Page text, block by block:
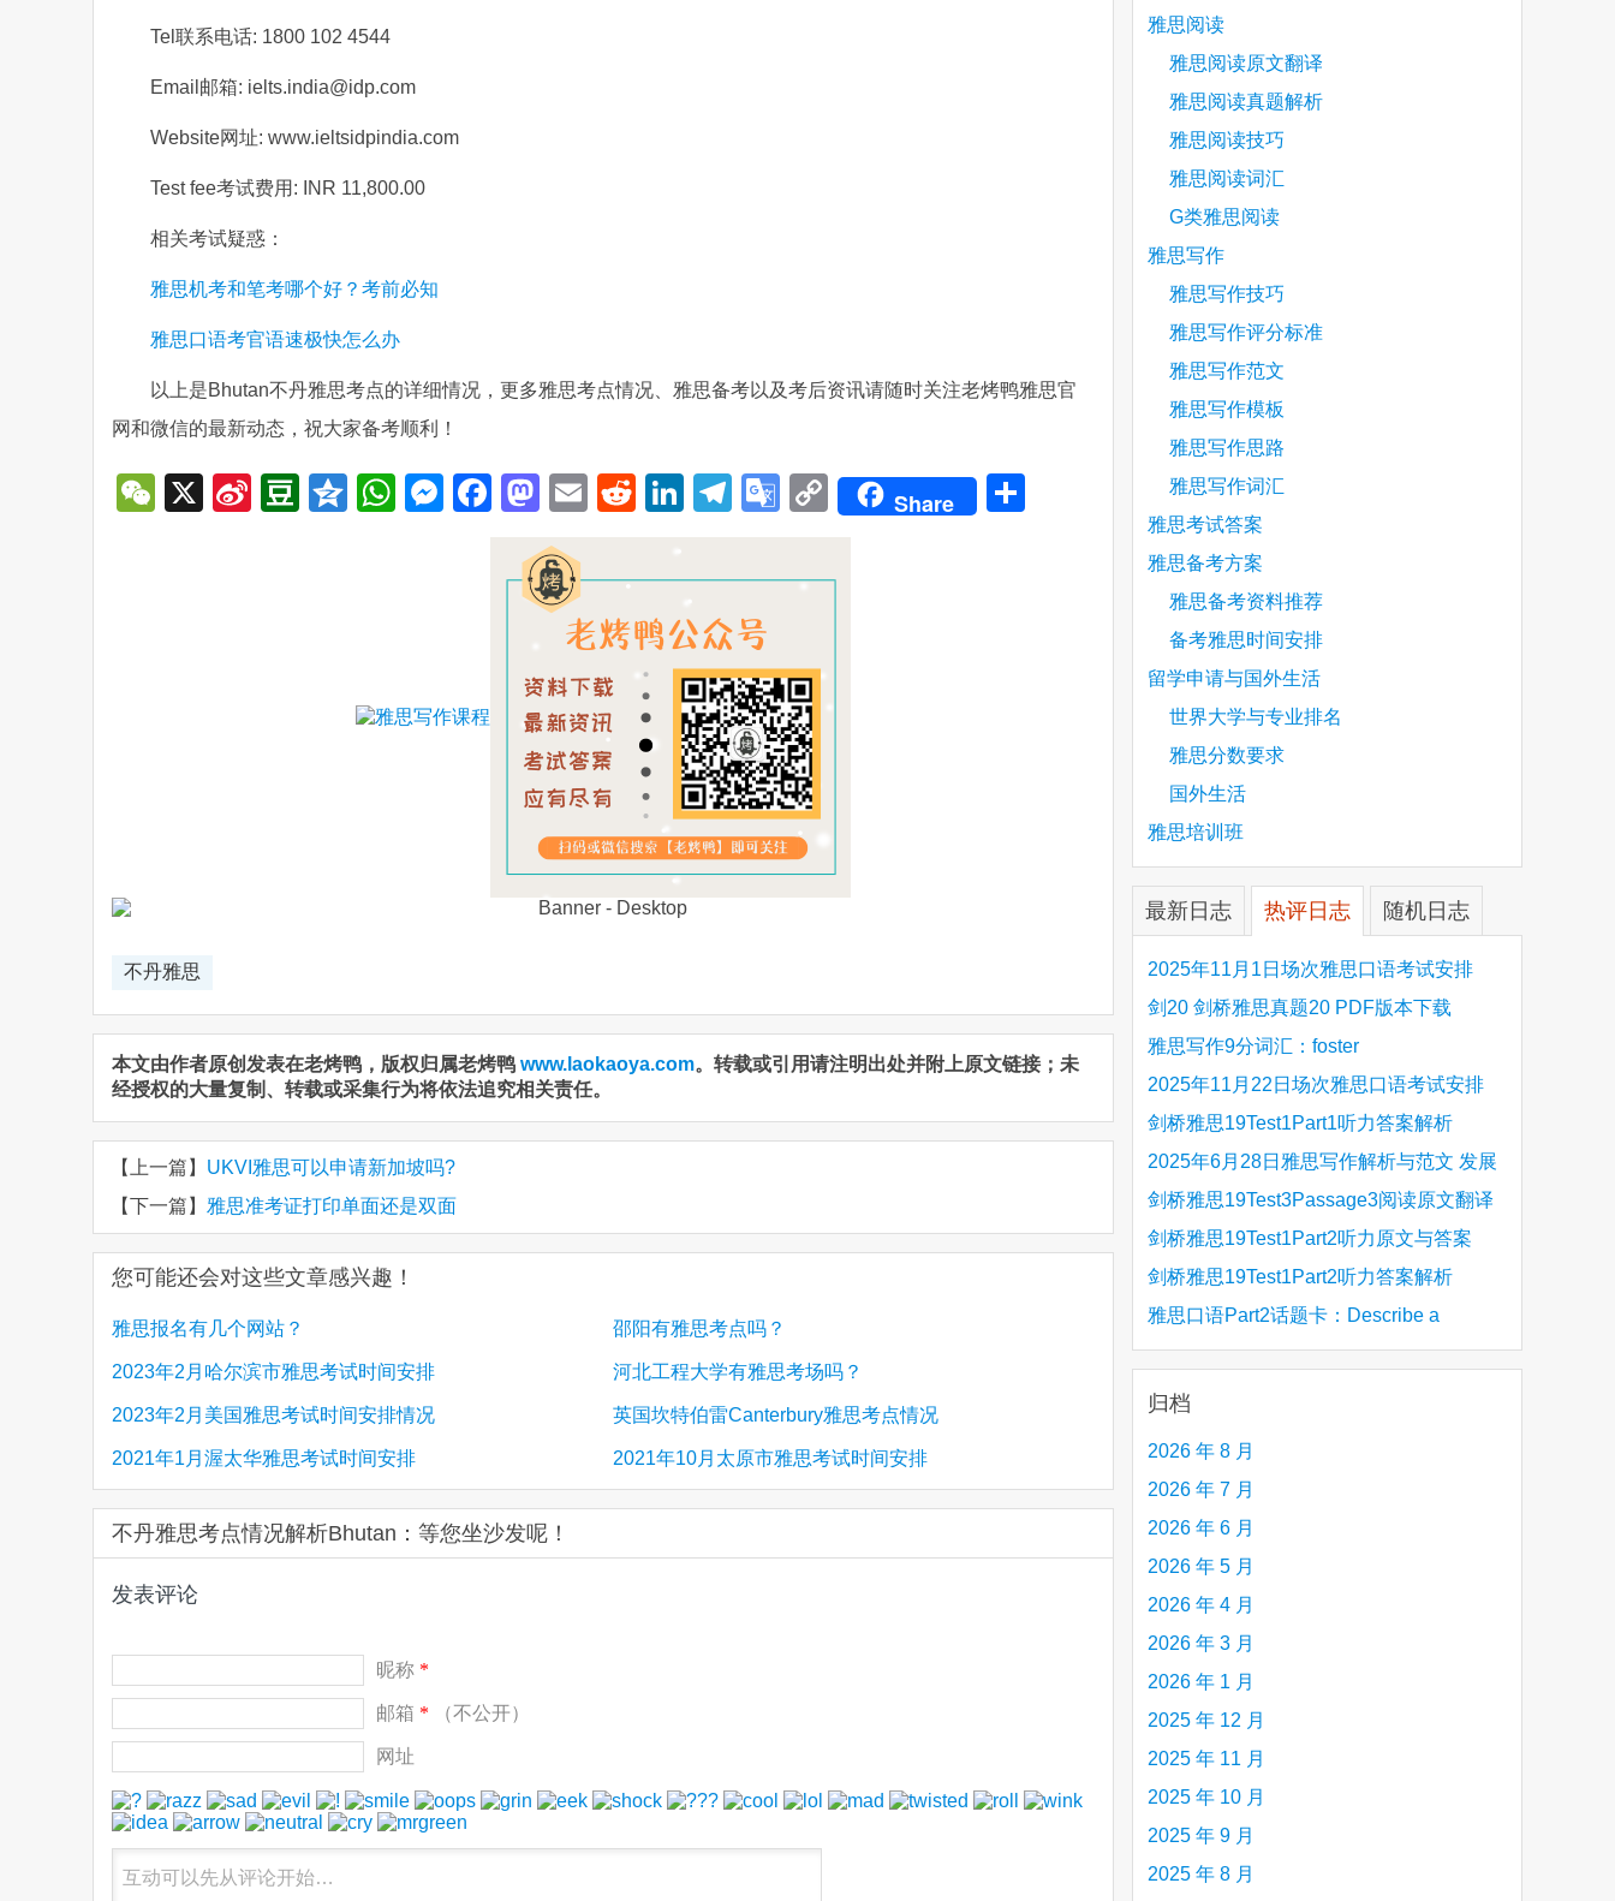
Tel联系电话: 1800 102 4544
Email邮箱: ielts.india@idp.com
Website网址: www.ieltsidpindia.com
Test fee考试费用: INR 11,800.00
相关考试疑惑：
雅思机考和笔考哪个好？考前必知
雅思口语考官语速极快怎么办
以上是Bhutan不丹雅思考点的详细情况，更多雅思考点情况、雅思备考以及考后资讯请随时关注老烤鸭雅思官
网和微信的最新动态，祝大家备考顺利！
WeChat
X
SinaDouban
QzoneWhatsApp
Messenger
Facebook
Mastodon
EmailRedditLinkedIn
Telegram
Google
CopyShare
不丹雅思
本文由作者原创发表在老烤鸭，版权归属老烤鸭 www.laokaoya.com。转载或引用请注明出处并附上原文链接；未
经授权的大量复制、转载或采集行为将依法追究相关责任。
【上一篇】 UKVI雅思可以申请新加坡吗?
【下一篇】 雅思准考证打印单面还是双面
您可能还会对这些文章感兴趣！
雅思报名有几个网站？ 邵阳有雅思考点吗？
2023年2月哈尔滨市雅思考试时间安排 河北工程大学有雅思考场吗？
2023年2月美国雅思考试时间安排情况 英国坎特伯雷Canterbury雅思考点情况
2021年1月渥太华雅思考试时间安排 2021年10月太原市雅思考试时间安排
不丹雅思考点情况解析Bhutan：等您坐沙发呢！
发表评论
昵称 *
邮箱 * （不公开）
网址
雅思阅读
雅思阅读原文翻译
雅思阅读真题解析
雅思阅读技巧
雅思阅读词汇
G类雅思阅读
雅思写作
雅思写作技巧
雅思写作评分标准
雅思写作范文
雅思写作模板
雅思写作思路
雅思写作词汇
雅思考试答案
雅思备考方案
雅思备考资料推荐
备考雅思时间安排
留学申请与国外生活
世界大学与专业排名
雅思分数要求
国外生活
雅思培训班
最新日志 热评日志 随机日志
2025年11月1日场次雅思口语考试安排
剑20 剑桥雅思真题20 PDF版本下载
雅思写作9分词汇：foster
2025年11月22日场次雅思口语考试安排
剑桥雅思19Test1Part1听力答案解析
Hinchingbrooke Country Park
2025年6月28日雅思写作解析与范文 发展
旅游业 手把手带你写高分范文
剑桥雅思19Test3Passage3阅读原文翻译
Is the era of artificial speech translation
upon us 人工智能语言翻译
剑桥雅思19Test1Part2听力原文与答案
Stanthorpe Twinning Association
剑桥雅思19Test1Part2听力答案解析
Stanthorpe Twinning Association
雅思口语Part2话题卡：Describe a
creative person (e.g. an artist, a musician,
etc.) you admire 钦佩的有创造力的人
归档
2026 年 8 月
2026 年 7 月
2026 年 6 月
2026 年 5 月
2026 年 4 月
2026 年 3 月
2026 年 1 月
2025 年 12 月
2025 年 11 月
2025 年 10 月
2025 年 9 月
2025 年 8 月